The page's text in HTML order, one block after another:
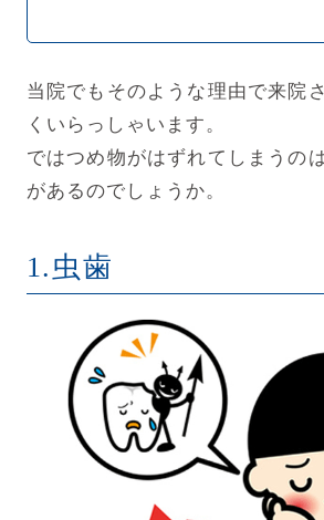
当院でもそのような理由で来院
くいらっしゃいます。
ではつめ物がはずれてしまうの
があるのでしょうか。
1.虫歯